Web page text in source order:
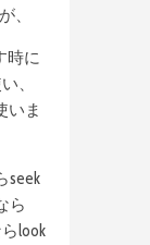
、
時に
、
いま
seek
ら
look